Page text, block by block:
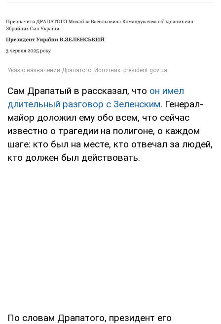
Сам Драпатый в рассказал, что он имел
длительный разговор с Зеленским. Генерал-
майор доложил ему обо всем, что сейчас
известно о трагедии на полигоне, о каждом
шаге: кто был на месте, кто отвечал за людей,
кто должен был действовать.
По словам Драпатого, президент его